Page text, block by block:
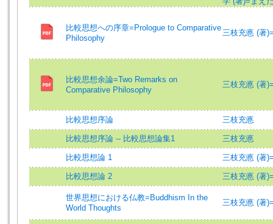
比較思想への序章=Prologue to Comparative
Philosophy
三枝充悳 (著
比較思想余論=Two Remarks on
Comparative Philosophy
三枝充悳 (著
比較思想序論 三枝充悳
比較思想序論 -- 比較思想論集1 三枝充悳
比較思想論 1 三枝充悳 (著
比較思想論 2 三枝充悳 (著
世界思想における仏教=Buddhism In the
World Thoughts
三枝充悳 (著